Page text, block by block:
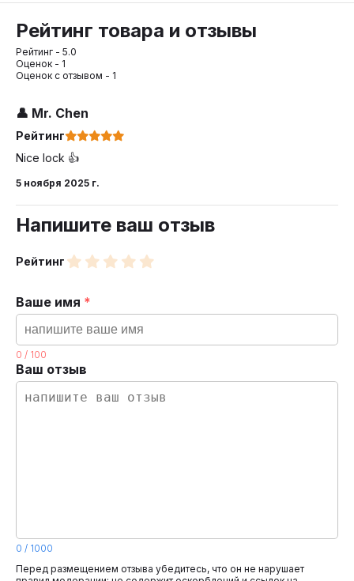
Рейтинг товара и отзывы
Рейтинг - 5.0
Оценок - 1
Оценок с отзывом - 1
👤 Mr. Chen
Рейтинг
Nice lock 👍
5 ноября 2025 г.
Напишите ваш отзыв
Рейтинг
Ваше имя *
0 / 100
Ваш отзыв
0 / 1000
Перед размещением отзыва убедитесь, что он не нарушает